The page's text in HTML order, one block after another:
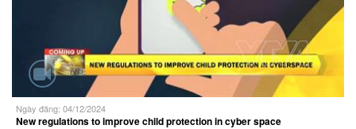
Ngày đăng: 04/12/2024
New regulations to improve child protection in cyber space